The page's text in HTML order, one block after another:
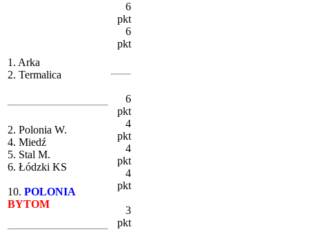
1. Arka
2. Termalica
2. Polonia W.
4. Miedź
5. Stal M.
6. Łódzki KS
10. POLONIA
BYTOM
6
pkt
6
pkt
6
pkt
4
pkt
4
pkt
4
pkt
3
pkt